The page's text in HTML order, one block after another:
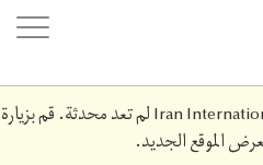
الموقع الجديد.